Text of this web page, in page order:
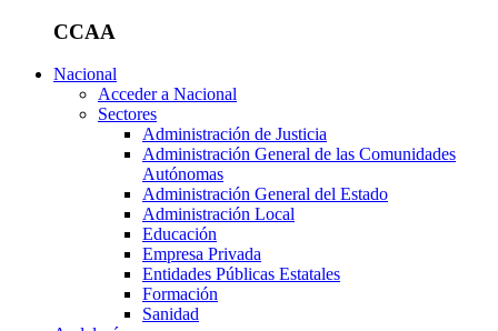
CCAA
Nacional
Acceder a Nacional
Sectores
Administración de Justicia
Administración General de las Comunidades
Autónomas
Administración General del Estado
Administración Local
Educación
Empresa Privada
Entidades Públicas Estatales
Formación
Sanidad